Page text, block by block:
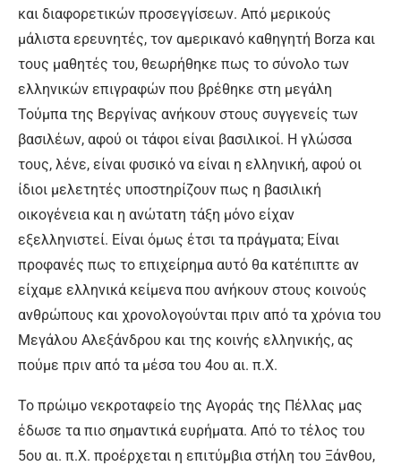
και διαφορετικών προσεγγίσεων. Από μερικούς
μάλιστα ερευνητές, τον αμερικανό καθηγητή Borza και
τους μαθητές του, θεωρήθηκε πως το σύνολο των
ελληνικών επιγραφών που βρέθηκε στη μεγάλη
Τούμπα της Βεργίνας ανήκουν στους συγγενείς των
βασιλέων, αφού οι τάφοι είναι βασιλικοί. Η γλώσσα
τους, λένε, είναι φυσικό να είναι η ελληνική, αφού οι
ίδιοι μελετητές υποστηρίζουν πως η βασιλική
οικογένεια και η ανώτατη τάξη μόνο είχαν
εξελληνιστεί. Είναι όμως έτσι τα πράγματα; Είναι
προφανές πως το επιχείρημα αυτό θα κατέπιπτε αν
είχαμε ελληνικά κείμενα που ανήκουν στους κοινούς
ανθρώπους και χρονολογούνται πριν από τα χρόνια του
Μεγάλου Αλεξάνδρου και της κοινής ελληνικής, ας
πούμε πριν από τα μέσα του 4ου αι. π.Χ.
Το πρώιμο νεκροταφείο της Αγοράς της Πέλλας μας
έδωσε τα πιο σημαντικά ευρήματα. Από το τέλος του
5ου αι. π.Χ. προέρχεται η επιτύμβια στήλη του Ξάνθου,